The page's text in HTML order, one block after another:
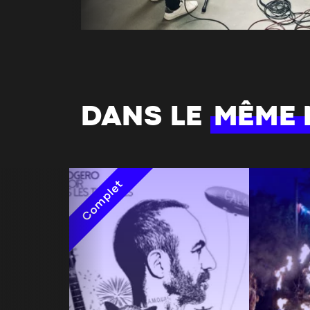
DANS LE MÊME
Complet